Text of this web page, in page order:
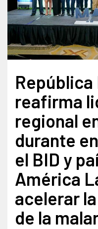
reafirma
regional
durante
el BID y
América
acelerar
de la